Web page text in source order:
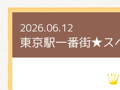
2026.06.12
東京駅一番街★ス
絵本・作家紹
ショップイ